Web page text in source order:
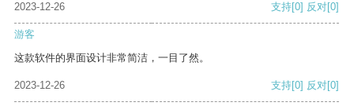
2023-12-26 支持[0] 反对[0]
游客
这款软件的界面设计非常简洁，一目了然。
2023-12-26 支持[0] 反对[0]